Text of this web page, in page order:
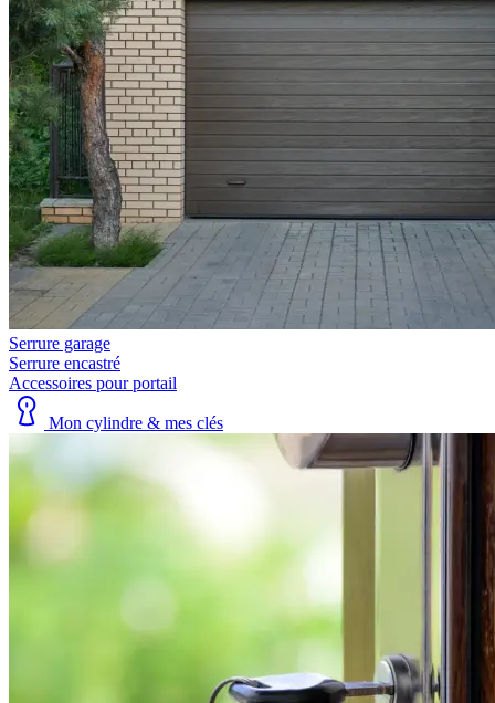
Serrure garage
Serrure encastré
Accessoires pour portail
Mon cylindre & mes clés